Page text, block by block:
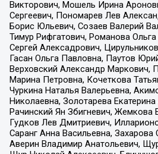
Викторович, Мошель Ирина
Сергеевич, Пономарев Лев
Борис Юльевич, Созаев Валерий
Тимур Рифгатович, Романова
Сергей Алексадрович,
Гасан Ольга Павловна, Паутов
Верховский Александр Маркович,
Марина Петровна, Кочеткова
Чуркина Наталья Валерьевна,
Николаевна, Золотарева
Рачинский Ян Збигневич, Жемкова
Гудков Лев Дмитриевич,
Саранг Анна Васильевна, Захарова
Аверин Владимир Анатольевич,